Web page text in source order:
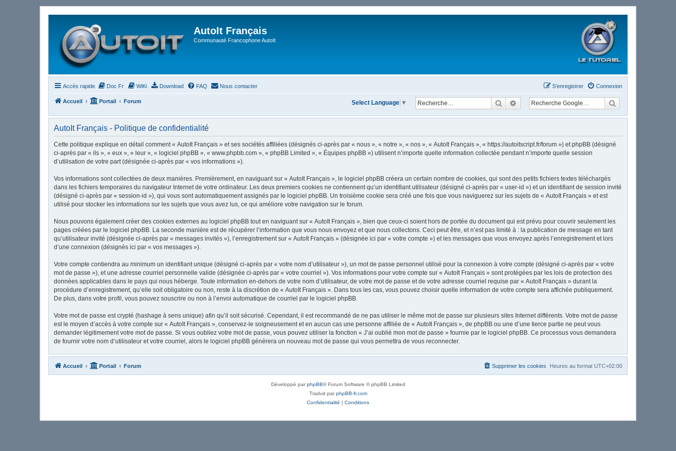
AutoIt Français
Communauté Francophone AutoIt
Accès rapide Doc Fr WiKi Download FAQ Nous contacter Connexion
S’enregistrer
Accueil Portail Forum RechercherRecherche avancée
Select Language ▼
AutoIt Français - Politique de confidentialité
Cette politique explique en détail comment « AutoIt Français » et ses sociétés affiliées (désignés ci-après par « nous », « notre », « nos », « AutoIt Français », « https://autoitscript.fr/forum ») et phpBB (désigné
ci-après par « ils », « eux », « leur », « logiciel phpBB », « www.phpbb.com », « phpBB Limited », « Équipes phpBB ») utilisent n’importe quelle information collectée pendant n’importe quelle session
d’utilisation de votre part (désignée ci-après par « vos informations »).
Vos informations sont collectées de deux manières. Premièrement, en naviguant sur « AutoIt Français », le logiciel phpBB créera un certain nombre de cookies, qui sont des petits fichiers textes téléchargés
dans les fichiers temporaires du navigateur Internet de votre ordinateur. Les deux premiers cookies ne contiennent qu’un identifiant utilisateur (désigné ci-après par « user-id ») et un identifiant de session invité
(désigné ci-après par « session-id »), qui vous sont automatiquement assignés par le logiciel phpBB. Un troisième cookie sera créé une fois que vous naviguerez sur les sujets de « AutoIt Français » et est
utilisé pour stocker les informations sur les sujets que vous avez lus, ce qui améliore votre navigation sur le forum.
Nous pouvons également créer des cookies externes au logiciel phpBB tout en naviguant sur « AutoIt Français », bien que ceux-ci soient hors de portée du document qui est prévu pour couvrir seulement les
pages créées par le logiciel phpBB. La seconde manière est de récupérer l’information que vous nous envoyez et que nous collectons. Ceci peut être, et n’est pas limité à : la publication de message en tant
qu’utilisateur invité (désignée ci-après par « messages invités »), l’enregistrement sur « AutoIt Français » (désignée ici par « votre compte ») et les messages que vous envoyez après l’enregistrement et lors
d’une connexion (désignés ici par « vos messages »).
Votre compte contiendra au minimum un identifiant unique (désigné ci-après par « votre nom d’utilisateur »), un mot de passe personnel utilisé pour la connexion à votre compte (désigné ci-après par « votre
mot de passe »), et une adresse courriel personnelle valide (désignée ci-après par « votre courriel »). Vos informations pour votre compte sur « AutoIt Français » sont protégées par les lois de protection des
données applicables dans le pays qui nous héberge. Toute information en-dehors de votre nom d’utilisateur, de votre mot de passe et de votre adresse courriel requise par « AutoIt Français » durant la
procédure d’enregistrement, qu’elle soit obligatoire ou non, reste à la discrétion de « AutoIt Français ». Dans tous les cas, vous pouvez choisir quelle information de votre compte sera affichée publiquement.
De plus, dans votre profil, vous pouvez souscrire ou non à l’envoi automatique de courriel par le logiciel phpBB.
Votre mot de passe est crypté (hashage à sens unique) afin qu’il soit sécurisé. Cependant, il est recommandé de ne pas utiliser le même mot de passe sur plusieurs sites Internet différents. Votre mot de passe
est le moyen d’accès à votre compte sur « AutoIt Français », conservez-le soigneusement et en aucun cas une personne affiliée de « AutoIt Français », de phpBB ou une d’une tierce partie ne peut vous
demander légitimement votre mot de passe. Si vous oubliez votre mot de passe, vous pouvez utiliser la fonction « J’ai oublié mon mot de passe » fournie par le logiciel phpBB. Ce processus vous demandera
de fournir votre nom d’utilisateur et votre courriel, alors le logiciel phpBB générera un nouveau mot de passe qui vous permettra de vous reconnecter.
Accueil Portail Forum Heures au format UTC+02:00
Supprimer les cookies
Développé parphpBB® Forum Software © phpBB Limited
Traduit parphpBB-fr.com
Confidentialité | Conditions